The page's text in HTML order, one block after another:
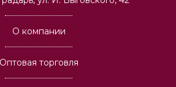
О компании
Оптовая торговля